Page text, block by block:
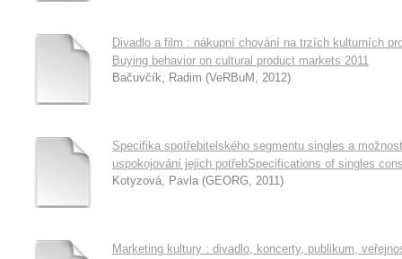
Divadlo a film : nákupní chování na trzích kulturních
Buying behavior on cultural product markets 2011
Bačuvčík, Radim (VeRBuM , 2012)
Specifika spotřebitelského segmentu singles a
uspokojování jejich potřebSpecifications of singles
Kotyzová, Pavla (GEORG, 2011)
Marketing kultury : divadlo, koncerty, publikum,